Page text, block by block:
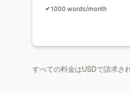
1000 words/month
すべての料金はUSDで請求さ